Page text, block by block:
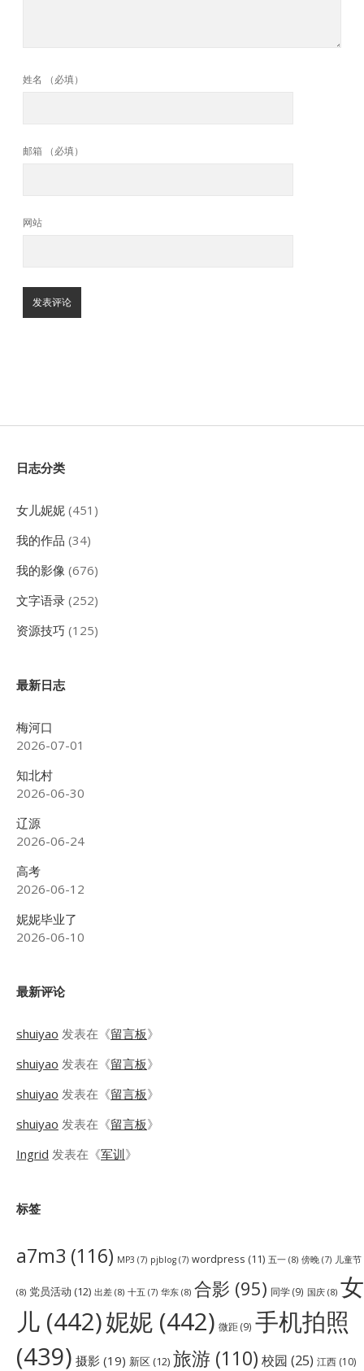
姓名 （必填）
邮箱 （必填）
网站
Sidebar
日志分类
女儿妮妮 (451)
我的作品 (34)
我的影像 (676)
文字语录 (252)
资源技巧 (125)
最新日志
梅河口
2026-07-01
知北村
2026-06-30
辽源
2026-06-24
高考
2026-06-12
妮妮毕业了
2026-06-10
最新评论
shuiyao 发表在《留言板》
shuiyao 发表在《留言板》
shuiyao 发表在《留言板》
shuiyao 发表在《留言板》
Ingrid 发表在《军训》
标签
a7m3 (116) MP3 (7) pjblog (7) wordpress (11) 五一 (8) 傍晚 (7) 儿童节
(8) 党员活动 (12) 出差 (8) 十五 (7) 华东 (8) 合影 (95) 同学(9) 国庆 (8) 女
儿 (442)妮妮 (442) 微距(9) 手机拍照
(439) 摄影 (19) 新区 (12) 旅游 (110) 校园 (25) 江西 (10)